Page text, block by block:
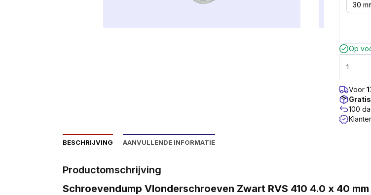
30
Op
Voor
Gratis
100
BESCHRIJVING AANVULLENDE INFORMATIE
Productomschrijving
Schroevendump Vlonderschroeven Zwart RVS 410 4.0 x 40 mm